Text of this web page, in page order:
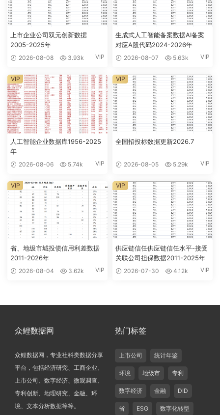
上市企业公司双元创新数据
2005-2025年
2026-08-08 3.93k VIP
生成式人工智能备案数据AI备案
对应A股代码2024-2026年
2026-08-07 5.63k VIP
人工智能企业数据库1956-2025
年
2026-08-06 5.74k VIP
VIP
全国招投标数据更新2026.7
2026-08-05 5.29k VIP
VIP
省、地级市城投债信用利差数据
2011-2026年
2026-08-04 3.62k VIP
VIP
供应链信任供应链信任水平-接受
关联公司担保数据2011-2025年
2026-07-30 4.12k VIP
VIP
众鲤数据网
众鲤数据网，专业社科类数据分享
平台，包括经济研究、工商企业、
上市公司、数字经济、微观调查、
专利创新、地理研究、金融、环
境、文本分析数据等等。
热门标签
上市公司 统计年鉴
环境 地级市 专利
数字经济 金融 DID
省 ESG 数字化转型